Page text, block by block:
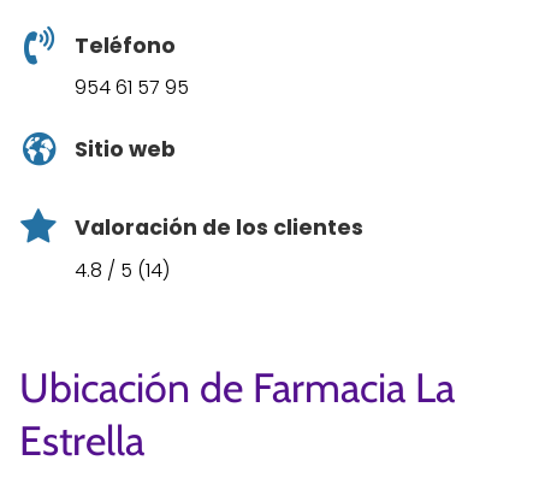
Teléfono
954 61 57 95
Sitio web
Valoración de los clientes
4.8 / 5 (14)
Ubicación de Farmacia La
Estrella